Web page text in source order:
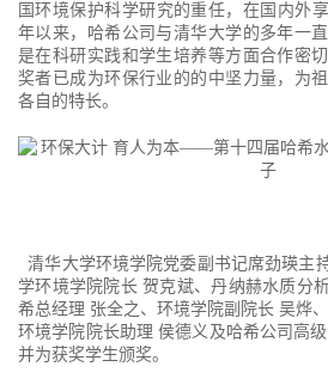
国环境保护科学研究的重任，在国内外
年以来，哈希公司与清华大学的多年一
是在科研实践和学生培养等方面合作密
奖者已成为环保行业的的中坚力量，为
各自的特长。
清华大学环境学院党委副书记席劲瑛主
学环境学院院长 贺克斌、丹纳赫水质分
希总经理 张全之、环境学院副院长 吴烨
环境学院院长助理 侯德义及哈希公司高
并为获奖学生颁奖。